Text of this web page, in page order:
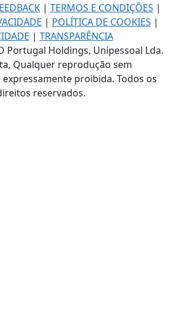
| TERMOS E CONDIÇÕES |
| POLÍTICA DE COOKIES |
| TRANSPARÊNCIA
Portugal Holdings, Unipessoal Lda.
Qualquer reprodução sem
proibida. Todos os
reservados.